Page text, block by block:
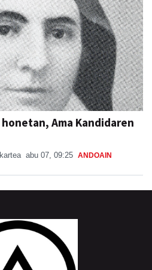
Ama Kandidaren
abu 07, 09:25 ANDOAIN